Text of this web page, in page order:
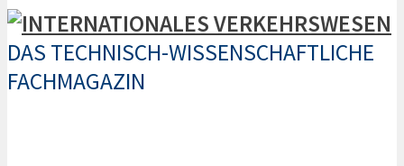
DAS TECHNISCH-WISSENSCHAFTLICHE
FACHMAGAZIN